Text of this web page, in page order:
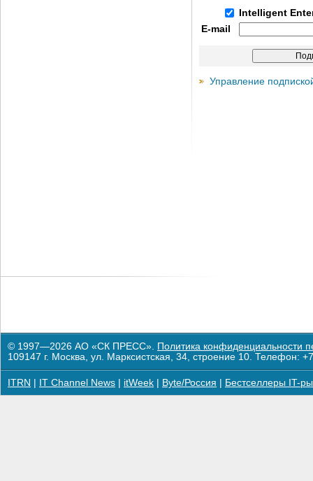
Intelligent
E-mail
Управление
© 1997—2026 АО «СК ПРЕСС». Политика конфиденциальности
109147 г. Москва, ул. Марксистская, 34, строение 10. Телефон:
ITRN IT Channel News itWeek Byte/Россия Бестселлеры IT-